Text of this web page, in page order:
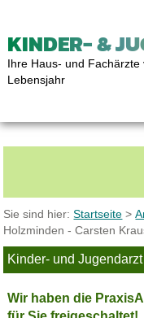
KINDER- &
Ihre Haus- und Fachärzte
Lebensjahr
Sie sind hier:Startseite >
Holzminden - Carsten
Kinder- und
Wir haben die